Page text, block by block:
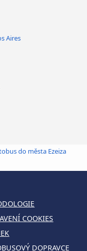
Aires
do města Ezeiza
COOKIES
DOPRAVCE